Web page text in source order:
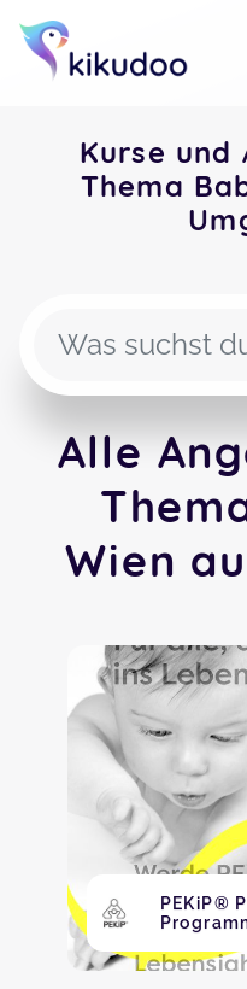
Kurse und
Thema
Alle
Wien
PEKiP®